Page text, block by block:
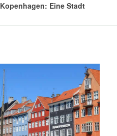
Kopenhagen: Eine Stadt